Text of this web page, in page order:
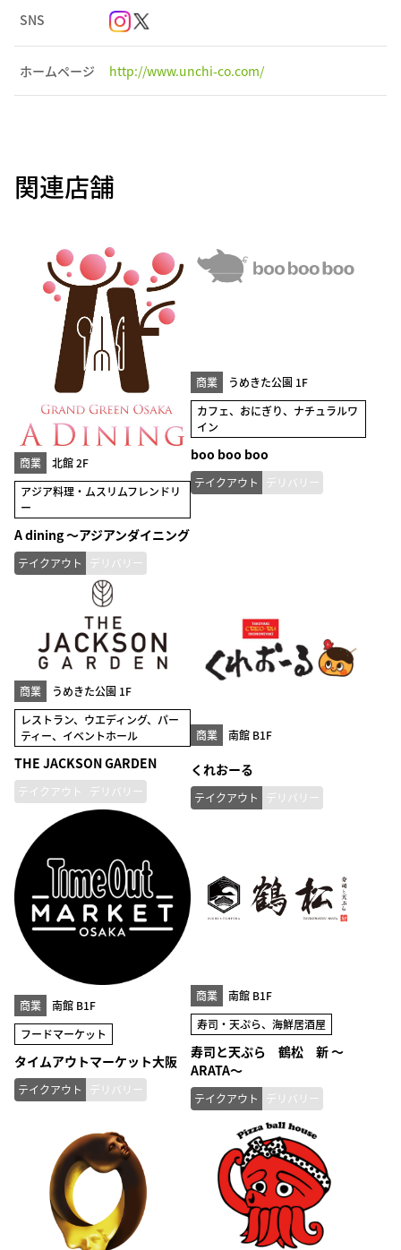
SNS
ホームページ http://www.unchi-co.com/
関連店舗
商業
北館 2F
アジア料理・ムスリムフレンドリ
ー
A dining ～アジアンダイニング
テイクアウト デリバリー
商業
うめきた公園 1F
カフェ、おにぎり、ナチュラルワ
イン
boo boo boo
テイクアウト デリバリー
商業
うめきた公園 1F
レストラン、ウエディング、パー
ティー、イベントホール
THE JACKSON GARDEN
テイクアウト デリバリー
商業 南館 B1F
くれおーる
テイクアウト デリバリー
商業
南館 B1F
フードマーケット
タイムアウトマーケット大阪
テイクアウト デリバリー
商業
南館 B1F
寿司・天ぷら、海鮮居酒屋
寿司と天ぷら 鶴松 新 ～
ARATA～
テイクアウト デリバリー